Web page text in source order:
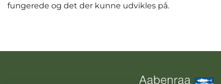
fungerede og det der kunne udvikles på.